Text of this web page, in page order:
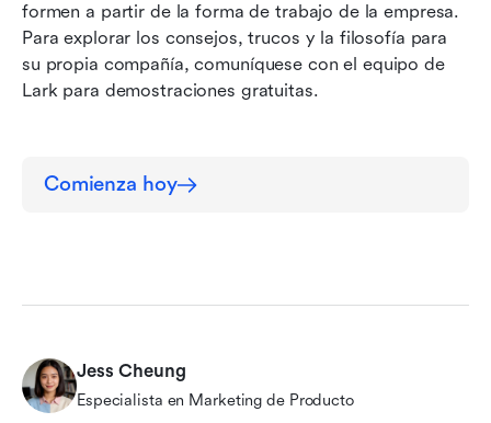
formen a partir de la forma de trabajo de la empresa.
Para explorar los consejos, trucos y la filosofía para
su propia compañía, comuníquese con el equipo de
Lark para demostraciones gratuitas.
Comienza hoy
Jess Cheung
Especialista en Marketing de Producto